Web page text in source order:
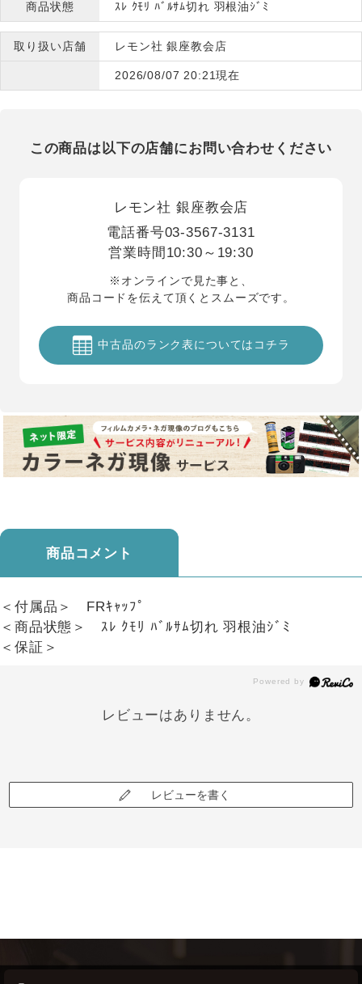
商品状態 ｽﾚ ｸﾓﾘ ﾊﾞﾙｻﾑ切れ 羽根油ｼﾞﾐ
取り扱い店舗 レモン社 銀座教会店
2026/08/07 20:21現在
この商品は以下の店舗にお問い合わせください
レモン社 銀座教会店
電話番号03-3567-3131
営業時間 10:30～19:30
※オンラインで見た事と、
商品コードを伝えて頂くとスムーズです。
中古品のランク表についてはコチラ
商品コメント
＜付属品＞ FRｷｬｯﾌﾟ
＜商品状態＞ ｽﾚ ｸﾓﾘ ﾊﾞﾙｻﾑ切れ 羽根油ｼﾞﾐ
＜保証＞
レビューはありません。
レビューを書く